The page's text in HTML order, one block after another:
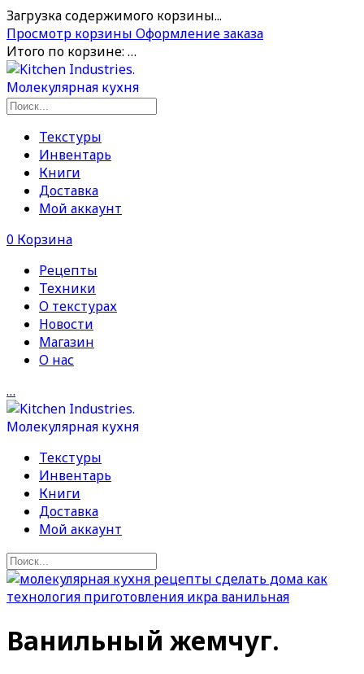
Загрузка содержимого корзины...
Просмотр корзины Оформление заказа
Итого по корзине: …
Текстуры
Инвентарь
Книги
Доставка
Мой аккаунт
0 Корзина
Рецепты
Техники
О текстурах
Новости
Магазин
О нас
…
Текстуры
Инвентарь
Книги
Доставка
Мой аккаунт
Ванильный жемчуг.